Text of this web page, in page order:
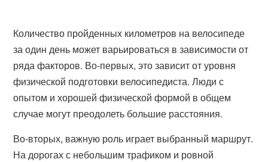
Количество пройденных километров на велосипеде
за один день может варьироваться в зависимости от
ряда факторов. Во-первых, это зависит от уровня
физической подготовки велосипедиста. Люди с
опытом и хорошей физической формой в общем
случае могут преодолеть большие расстояния.
Во-вторых, важную роль играет выбранный маршрут.
На дорогах с небольшим трафиком и ровной